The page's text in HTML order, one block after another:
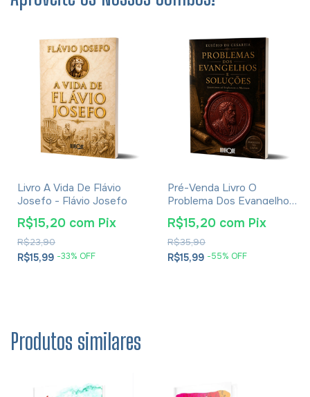
Livro A Vida De Flávio
Josefo - Flávio Josefo
R$15,99 -33% OFF
R$23,90
R$15,20 com Pix
Pré-Venda Livro O
Problema Dos Evangelhos
E Soluções- Eusébio De
Cesareia
R$15,99 -55% OFF
R$35,90
R$15,20 com Pix
Produtos similares